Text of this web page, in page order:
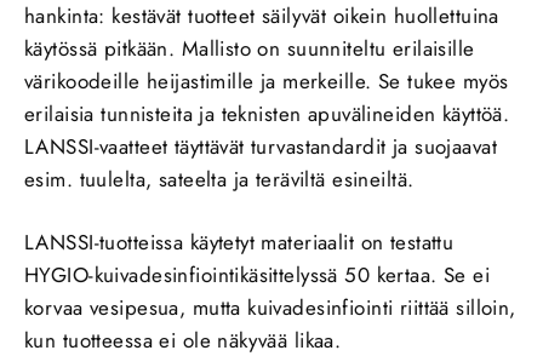
hankinta: kestävät tuotteet säilyvät oikein huollettuina
käytössä pitkään. Mallisto on suunniteltu erilaisille
värikoodeille heijastimille ja merkeille. Se tukee myös
erilaisia tunnisteita ja teknisten apuvälineiden käyttöä.
LANSSI-vaatteet täyttävät turvastandardit ja suojaavat
esim. tuulelta, sateelta ja teräviltä esineiltä.
LANSSI-tuotteissa käytetyt materiaalit on testattu
HYGIO-kuivadesinfiointikäsittelyssä 50 kertaa. Se ei
korvaa vesipesua, mutta kuivadesinfiointi riittää silloin,
kun tuotteessa ei ole näkyvää likaa.